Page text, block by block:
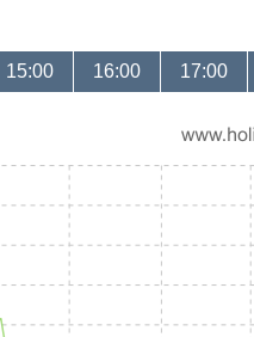
15:00 16:00 17:00